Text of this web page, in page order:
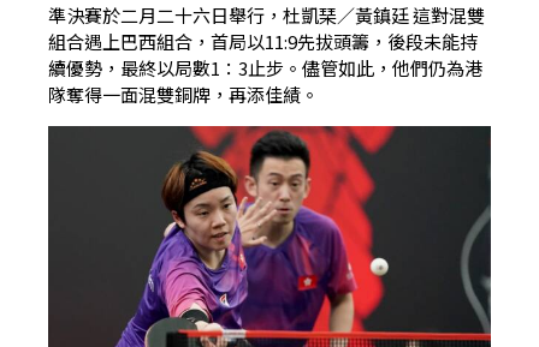
準決賽於二月二十六日舉行，杜凱琹／黃鎮廷 這對混雙
組合遇上巴西組合，首局以11:9先拔頭籌，後段未能持
續優勢，最終以局數1：3止步。儘管如此，他們仍為港
隊奪得一面混雙銅牌，再添佳績。